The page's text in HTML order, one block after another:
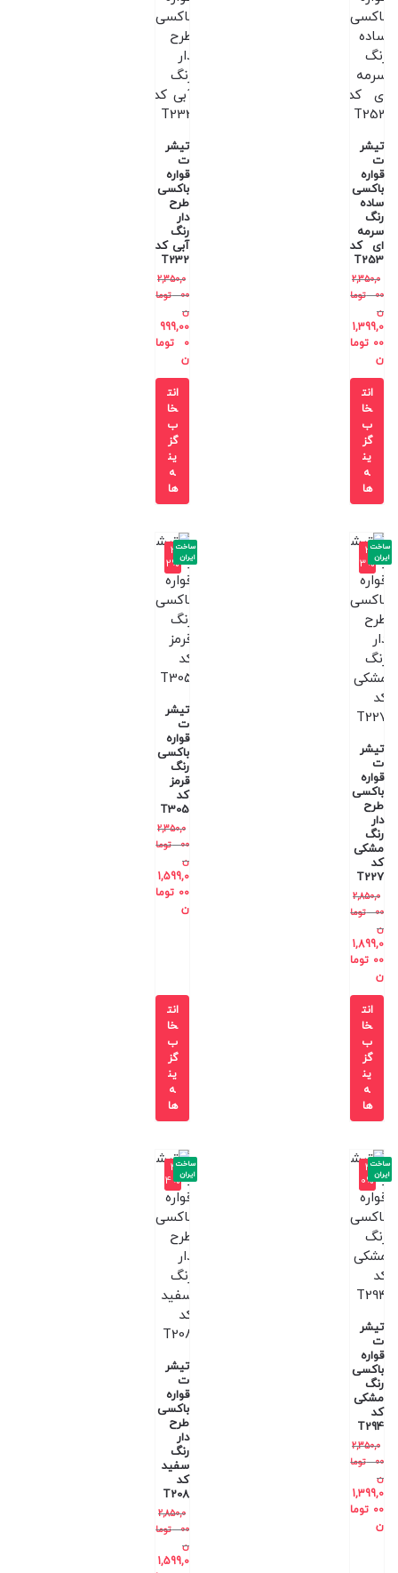
تیشر
ت
قواره
باکسی
ساده
رنگ
سرمه
ای کد
T253
2,350,0
00
توما
ن
1,399,0
00 توما
ن
انت
خا
ب
گز
ین
ه
ها
تیشر
ت
قواره
باکسی
طرح
دار
رنگ
آبی کد
T232
2,350,0
00
توما
ن
999,00
0
توما
ن
انت
خا
ب
گز
ین
ه
ها
-3
3%
تیشر
ت
قواره
باکسی
طرح
دار
رنگ
مشکی
کد
T227
2,850,0
00
توما
ن
1,899,0
00 توما
ن
ساخت
ایران
انت
خا
ب
گز
ین
ه
ها
-3
2%
تیشر
ت
قواره
باکسی
رنگ
قرمز
کد
T305
2,350,0
00
توما
ن
1,599,0
00 توما
ن
ساخت
ایران
انت
خا
ب
گز
ین
ه
ها
-4
0%
تیشر
ت
قواره
باکسی
رنگ
مشکی
کد
T294
2,350,0
00
توما
ن
1,399,0
00 توما
ن
ساخت
ایران
-4
4%
تیشر
ت
قواره
باکسی
طرح
دار
رنگ
سفید
کد
T208
2,850,0
00
توما
ن
1,599,0
ساخت
ایران